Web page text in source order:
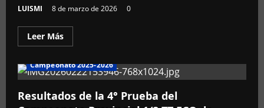
LUISMI 8 de marzo de 2026 0
Leer MásLeer
más
5ª
prueba
Provincial
Castellón
Campeonato 2025-2026
Resultados de la 4° Prueba del